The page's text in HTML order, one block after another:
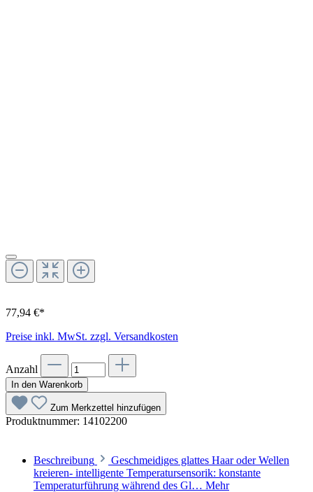
77,94 €*
Preise inkl. MwSt. zzgl. Versandkosten
Anzahl
In den Warenkorb
Zum Merkzettel hinzufügen
Produktnummer: 14102200
Beschreibung
Geschmeidiges glattes Haar oder Wellen
kreieren- intelligente Temperatursensorik: konstante
Temperaturführung während des Gl… Mehr